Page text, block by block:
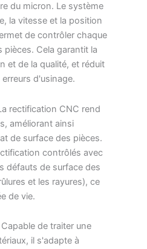
du micron. Le système
la vitesse et la position
de contrôler chaque
pièces. Cela garantit la
et de la qualité, et réduit
d'usinage.
rectification CNC rend
améliorant ainsi
de surface des pièces.
contrôlés avec
défauts de surface des
et les rayures), ce
de vie.
Capable de traiter une
il s'adapte à